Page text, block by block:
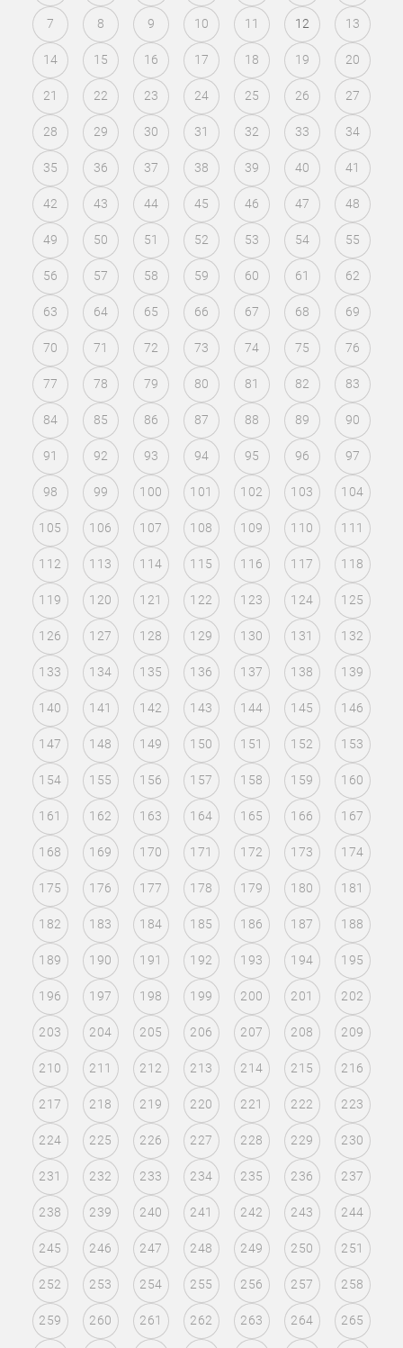
7 8 9 10 11 12 13
14 15 16 17 18 19 20
21 22 23 24 25 26 27
28 29 30 31 32 33 34
35 36 37 38 39 40 41
42 43 44 45 46 47 48
49 50 51 52 53 54 55
56 57 58 59 60 61 62
63 64 65 66 67 68 69
70 71 72 73 74 75 76
77 78 79 80 81 82 83
84 85 86 87 88 89 90
91 92 93 94 95 96 97
98 99 100 101 102 103 104
105 106 107 108 109 110 111
112 113 114 115 116 117 118
119 120 121 122 123 124 125
126 127 128 129 130 131 132
133 134 135 136 137 138 139
140 141 142 143 144 145 146
147 148 149 150 151 152 153
154 155 156 157 158 159 160
161 162 163 164 165 166 167
168 169 170 171 172 173 174
175 176 177 178 179 180 181
182 183 184 185 186 187 188
189 190 191 192 193 194 195
196 197 198 199 200 201 202
203 204 205 206 207 208 209
210 211 212 213 214 215 216
217 218 219 220 221 222 223
224 225 226 227 228 229 230
231 232 233 234 235 236 237
238 239 240 241 242 243 244
245 246 247 248 249 250 251
252 253 254 255 256 257 258
259 260 261 262 263 264 265